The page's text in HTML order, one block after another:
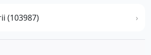
(103987)